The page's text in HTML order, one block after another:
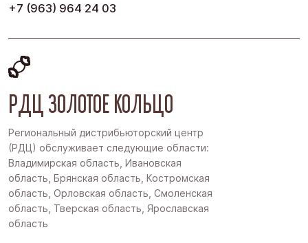
+7 (963) 964 24 03
РДЦ ЗОЛОТОЕ КОЛЬЦО
Региональный дистрибьюторский центр
(РДЦ) обслуживает следующие области:
Владимирская область, Ивановская
область, Брянская область, Костромская
область, Орловская область, Смоленская
область, Тверская область, Ярославская
область